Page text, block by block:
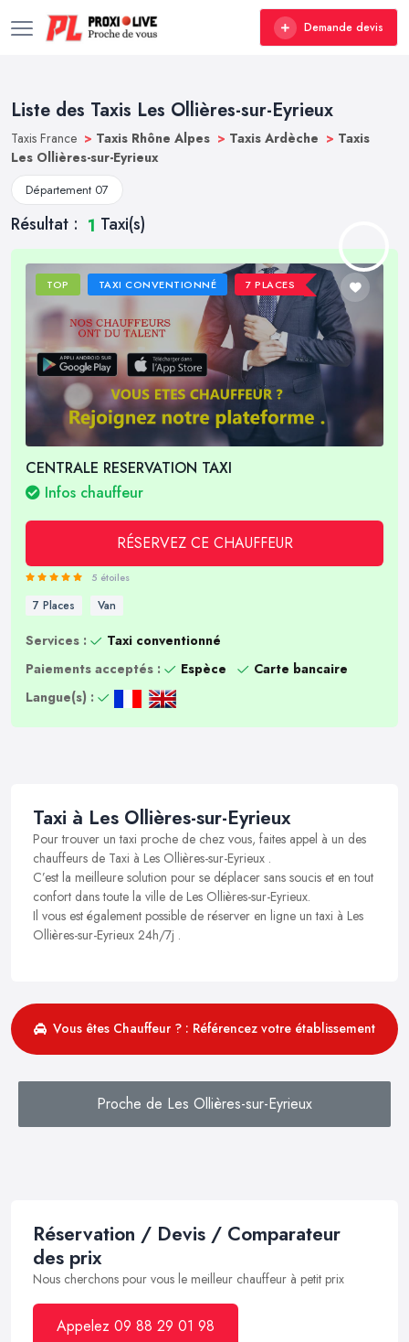
Demande devis
Liste des Taxis Les Ollières-sur-Eyrieux
Taxis France > Taxis Rhône Alpes > Taxis Ardèche > Taxis
Les Ollières-sur-Eyrieux
Département 07
Résultat : 1 Taxi(s)
TOP TAXI CONVENTIONNÉ 7 PLACES
CENTRALE RESERVATION TAXI
Infos chauffeur
RÉSERVEZ CE CHAUFFEUR
5 étoiles
7 Places Van
Services :
Taxi conventionné
Paiements acceptés :
Espèce
Carte bancaire
Langue(s) :
Taxi à Les Ollières-sur-Eyrieux
Pour trouver un taxi proche de chez vous, faites appel à un des
chauffeurs de Taxi à Les Ollières-sur-Eyrieux .
C’est la meilleure solution pour se déplacer sans soucis et en tout
confort dans toute la ville de Les Ollières-sur-Eyrieux.
Il vous est également possible de réserver en ligne un taxi à Les
Ollières-sur-Eyrieux 24h/7j .
Vous êtes Chauffeur ? : Référencez votre établissement
Proche de Les Ollières-sur-Eyrieux
Réservation / Devis / Comparateur
des prix
Nous cherchons pour vous le meilleur chauffeur à petit prix
Appelez 09 88 29 01 98